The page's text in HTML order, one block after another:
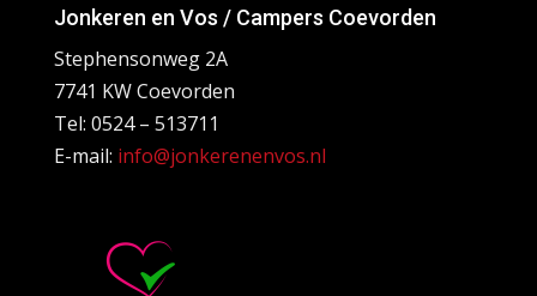
Jonkeren en Vos / Campers Coevorden
Stephensonweg 2A
7741 KW Coevorden
Tel: 0524 – 513711
E-mail: info@jonkerenenvos.nl